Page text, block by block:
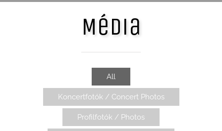
Média
All
Koncertfotók / Concert Photos
Profilfotók / Photos